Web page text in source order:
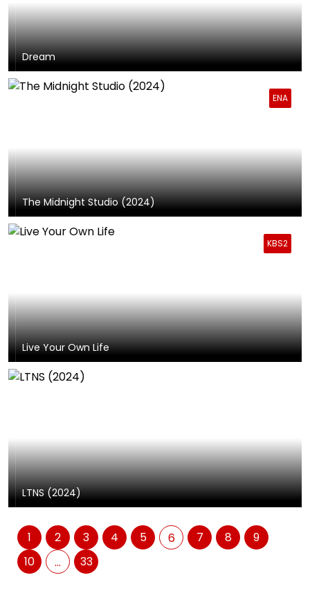
Dream
ENA
The Midnight Studio (2024)
KBS2
Live Your Own Life
LTNS (2024)
1 2 3 4 5 6 7 8
9
10
... 33